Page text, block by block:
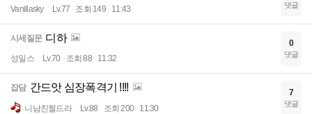
Vanillasky Lv.77 조회 149 11:43 댓글
시세질문 디하
성일스 Lv.70 조회 88 11:32
0
댓글
잡담 간드앗 심장폭격기 !!!!
니남친쩔드라 Lv.88 조회 200 11:30
7
댓글